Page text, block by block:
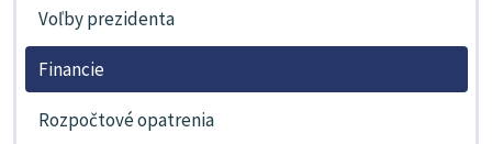
Voľby prezidenta
Financie
Rozpočtové opatrenia